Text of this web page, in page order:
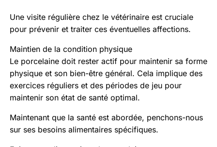
Une visite régulière chez le vétérinaire est cruciale
pour prévenir et traiter ces éventuelles affections.
Maintien de la condition physique
Le porcelaine doit rester actif pour maintenir sa forme
physique et son bien-être général. Cela implique des
exercices réguliers et des périodes de jeu pour
maintenir son état de santé optimal.
Maintenant que la santé est abordée, penchons-nous
sur ses besoins alimentaires spécifiques.